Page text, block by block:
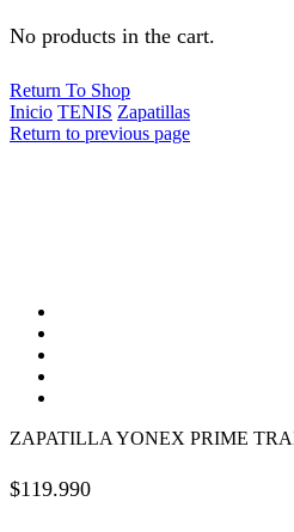
No products in the cart.
Return To Shop
Inicio TENIS Zapatillas
Return to previous page
ZAPATILLA YONEX PRIME
$119.990